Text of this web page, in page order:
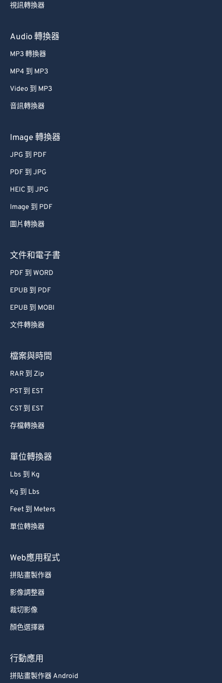
視訊轉換器
Audio 轉換器
MP3 轉換器
MP4 到 MP3
Video 到 MP3
音訊轉換器
Image 轉換器
JPG 到 PDF
PDF 到 JPG
HEIC 到 JPG
Image 到 PDF
圖片轉換器
文件和電子書
PDF 到 WORD
EPUB 到 PDF
EPUB 到 MOBI
文件轉換器
檔案與時間
RAR 到 Zip
PST 到 EST
CST 到 EST
存檔轉換器
單位轉換器
Lbs 到 Kg
Kg 到 Lbs
Feet 到 Meters
單位轉換器
Web應用程式
拼貼畫製作器
影像調整器
裁切影像
顏色選擇器
行動應用
拼貼畫製作器 Android